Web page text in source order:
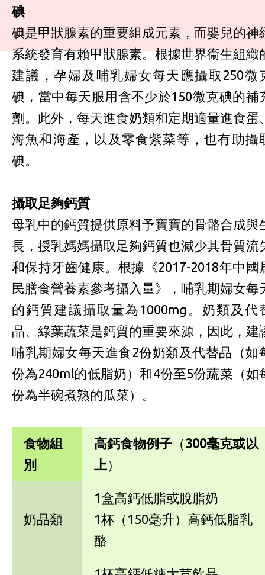
碘
碘是甲狀腺素的重要組成元素，而嬰兒的神
系統發育有賴甲狀腺素。根據世界衞生組織
建議，孕婦及哺乳婦女每天應攝取250微
碘，當中每天服用含不少於150微克碘的補
劑。此外，每天進食奶類和定期適量進食蛋
海魚和海產，以及零食紫菜等，也有助攝
碘。
攝取足夠鈣質
母乳中的鈣質提供原料予寶寶的骨骼合成與
長，授乳媽媽攝取足夠鈣質也減少其骨質流
和保持牙齒健康。根據《2017-2018年中國
民膳食營養素參考攝入量》，哺乳期婦女每
的鈣質建議攝取量為1000mg。奶類及代
品、綠葉蔬菜是鈣質的重要來源，因此，建
哺乳期婦女每天進食2份奶類及代替品（如
份為240ml的低脂奶）和4份至5份蔬菜（如
份為半碗煮熟的瓜菜）。
食物組
別
高鈣食物例子 （300毫克或以
上）
奶品類
1盒高鈣低脂或脫脂奶
1杯（150毫升）高鈣低脂乳
酪